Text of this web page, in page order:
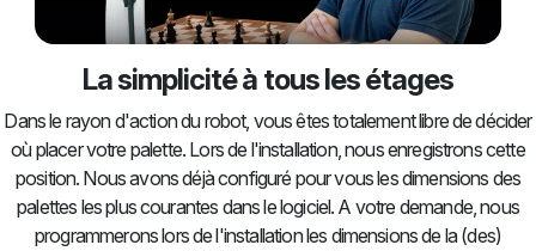
La simplicité à tous les étages
Dans le rayon d'action du robot, vous êtes totalement libre de décider
où placer votre palette. Lors de l'installation, nous enregistrons cette
position. Nous avons déjà configuré pour vous les dimensions des
palettes les plus courantes dans le logiciel. A votre demande, nous
programmerons lors de l'installation les dimensions de la (des)